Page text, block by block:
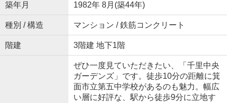
築年月 1982年 8月(築44年)
種別 / 構造 マンション / 鉄筋コンクリート
階建 3階建 地下1階
ぜひ一度見ていただきたい、「千里中央
ガーデンズ」です。徒歩10分の距離に箕
面市立第五中学校があるのも魅力。幅広
い層に好評な、駅から徒歩9分に立地す